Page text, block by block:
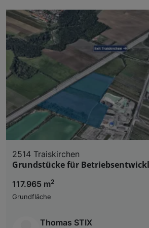
2514 Traiskirchen
Grundstücke für
117.965 m2
Grundfläche
Thomas STIX